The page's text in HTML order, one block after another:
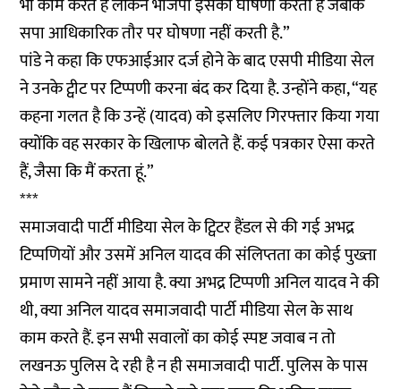
भी काम करते हैं लेकिन भाजपा इसकी घोषणा करती है जबकि
सपा आधिकारिक तौर पर घोषणा नहीं करती है.”
पांडे ने कहा कि एफआईआर दर्ज होने के बाद एसपी मीडिया सेल
ने उनके ट्वीट पर टिप्पणी करना बंद कर दिया है. उन्होंने कहा, “यह
कहना गलत है कि उन्हें (यादव) को इसलिए गिरफ्तार किया गया
क्योंकि वह सरकार के खिलाफ बोलते हैं. कई पत्रकार ऐसा करते
हैं, जैसा कि मैं करता हूं.”
***
समाजवादी पार्टी मीडिया सेल के ट्विटर हैंडल से की गई अभद्र
टिप्पणियों और उसमें अनिल यादव की संलिप्तता का कोई पुख्ता
प्रमाण सामने नहीं आया है. क्या अभद्र टिप्पणी अनिल यादव ने की
थी, क्या अनिल यादव समाजवादी पार्टी मीडिया सेल के साथ
काम करते हैं. इन सभी सवालों का कोई स्पष्ट जवाब न तो
लखनऊ पुलिस दे रही है न ही समाजवादी पार्टी. पुलिस के पास